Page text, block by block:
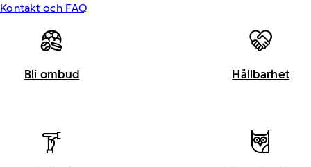
Kontakt och FAQ
Bli ombud Hållbarhet